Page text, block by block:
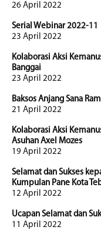
26 April 2022
Serial Webinar 2022-11
23 April 2022
Kolaborasi Aksi
Banggai
23 April 2022
Baksos Anjang Sana
21 April 2022
Kolaborasi Aksi
Asuhan Axel Mozes
19 April 2022
Selamat dan Sukses
Kumpulan Pane Kota
12 April 2022
Ucapan Selamat dan
11 April 2022